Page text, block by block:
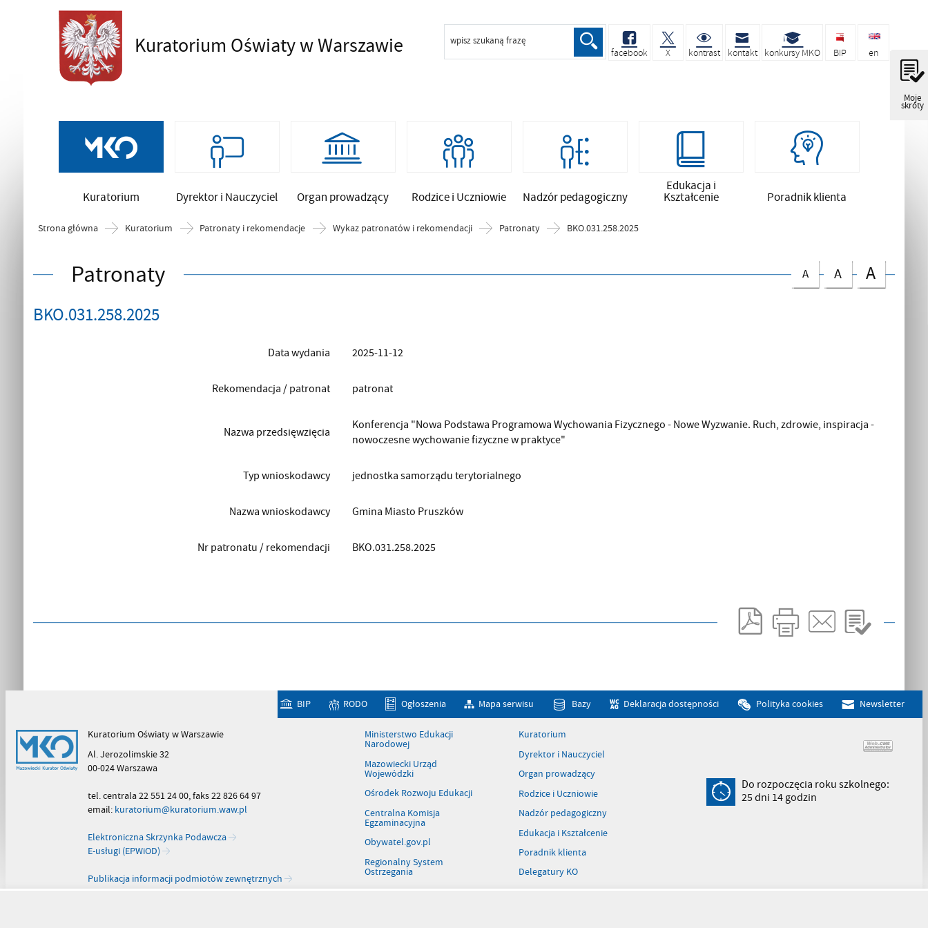
Moje
skróty
Kuratorium Oświatyw Warszawie wpisz szukaną frazę
Szukaj
facebook X kontrast kontakt konkursy MKO BIP en
Kuratorium Dyrektor i Nauczyciel Organ prowadzący Rodzice i Uczniowie Nadzór pedagogiczny
Edukacja i
Kształcenie Poradnik klienta
Strona główna Kuratorium Patronaty i rekomendacje Wykaz patronatów i rekomendacji Patronaty BKO.031.258.2025
Patronaty A A A
BKO.031.258.2025
Data wydania 2025-11-12
Rekomendacja / patronat patronat
Nazwa przedsięwzięcia
Konferencja "Nowa Podstawa Programowa Wychowania Fizycznego - Nowe Wyzwanie. Ruch, zdrowie, inspiracja -
nowoczesne wychowanie fizyczne w praktyce"
Typ wnioskodawcy jednostka samorządu terytorialnego
Nazwa wnioskodawcy Gmina Miasto Pruszków
Nr patronatu / rekomendacji BKO.031.258.2025
Kuratorium Oświaty w Warszawie
Al. Jerozolimskie 32
00-024 Warszawa
tel. centrala 22 551 24 00, faks 22 826 64 97
email: kuratorium@kuratorium.waw.pl
Elektroniczna Skrzynka Podawcza
E-usługi (EPWiOD)
Publikacja informacji podmiotów zewnętrznych
BIP RODO Ogłoszenia Mapa serwisu Bazy Deklaracja dostępności Polityka cookies Newsletter
Ministerstwo Edukacji
Narodowej
Mazowiecki Urząd
Wojewódzki
Ośrodek Rozwoju Edukacji
Centralna Komisja
Egzaminacyjna
Obywatel.gov.pl
Regionalny System
Ostrzegania
Kuratorium
Dyrektor i Nauczyciel
Organ prowadzący
Rodzice i Uczniowie
Nadzór pedagogiczny
Edukacja i Kształcenie
Poradnik klienta
Delegatury KO
Patronaty
Do rozpoczęcia roku szkolnego:
25dni 14 godzin